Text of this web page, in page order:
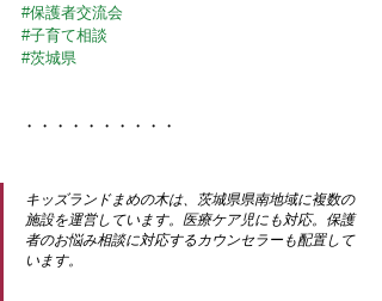
#保護者交流会
#子育て相談
#茨城県
・・・・・・・・・・
キッズランドまめの木は、茨城県県南地域に複数の
施設を運営しています。医療ケア児にも対応。保護
者のお悩み相談に対応するカウンセラーも配置して
います。